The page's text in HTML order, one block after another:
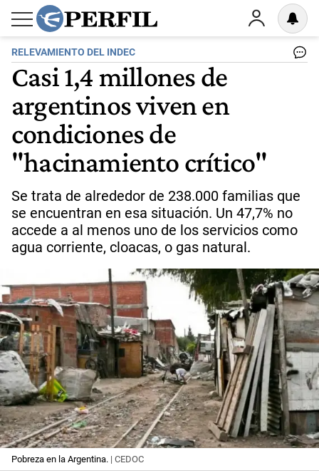
RELEVAMIENTO DEL INDEC
Casi 1,4 millones de
argentinos viven en
condiciones de
"hacinamiento crítico"
Se trata de alrededor de 238.000 familias que
se encuentran en esa situación. Un 47,7% no
accede a al menos uno de los servicios como
agua corriente, cloacas, o gas natural.
Pobreza en la Argentina. | CEDOC